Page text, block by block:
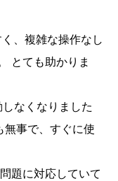
、複雑な操作なし
とても助かりま
なくなりました
無事で、すぐに使
題に対応していて